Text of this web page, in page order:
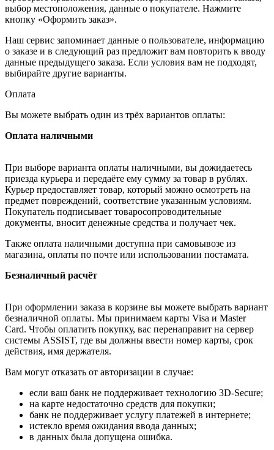
выбор местоположения, данные о покупателе. Нажмите
кнопку «Оформить заказ».
Наш сервис запоминает данные о пользователе, информацию
о заказе и в следующий раз предложит вам повторить к вводу
данные предыдущего заказа. Если условия вам не подходят,
выбирайте другие варианты.
Оплата
Вы можете выбрать один из трёх вариантов оплаты:
Оплата наличными
При выборе варианта оплаты наличными, вы дожидаетесь
приезда курьера и передаёте ему сумму за товар в рублях.
Курьер предоставляет товар, который можно осмотреть на
предмет повреждений, соответствие указанным условиям.
Покупатель подписывает товаросопроводительные
документы, вносит денежные средства и получает чек.
Также оплата наличными доступна при самовывозе из
магазина, оплаты по почте или использовании постамата.
Безналичный расчёт
При оформлении заказа в корзине вы можете выбрать вариант
безналичной оплаты. Мы принимаем карты Visa и Master
Card. Чтобы оплатить покупку, вас перенаправит на сервер
системы ASSIST, где вы должны ввести номер карты, срок
действия, имя держателя.
Вам могут отказать от авторизации в случае:
если ваш банк не поддерживает технологию 3D-Secure;
на карте недостаточно средств для покупки;
банк не поддерживает услугу платежей в интернете;
истекло время ожидания ввода данных;
в данных была допущена ошибка.